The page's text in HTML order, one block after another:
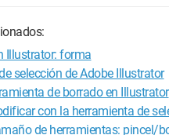
Illustrator: forma
selección de Adobe Illustrator
de borrado en Illustrator
con la herramienta de
de herramientas: pincel/